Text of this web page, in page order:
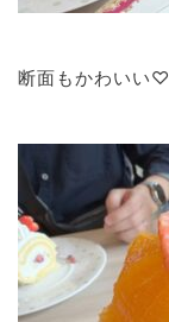
断面もかわいい♡